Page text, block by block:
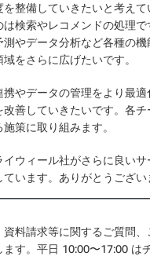
整備していきたいと考えて
検索やレコメンドの処理で
やデータ分析など各種の機
をさらに広げたいです。
やデータの管理をより最適
善していきたいです。各
策に取り組みます。
ウィール社がさらに良い
います。ありがとうござい
料請求等に関するご質問、
す。平日 10:00〜17:00 は